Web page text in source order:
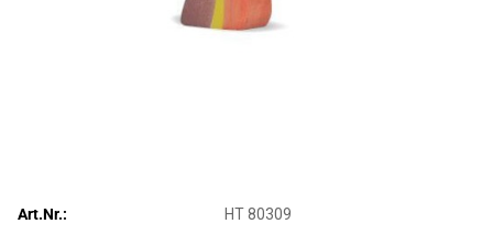
Art.Nr.:
HT 80309